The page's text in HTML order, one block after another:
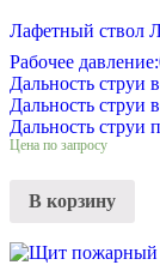
Лафетный ствол
Рабочее давление:
Дальность струи
Дальность струи
Дальность струи
Цена по запросу
В корзину